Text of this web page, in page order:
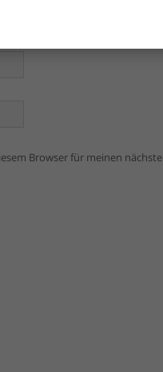
Browser für meinen